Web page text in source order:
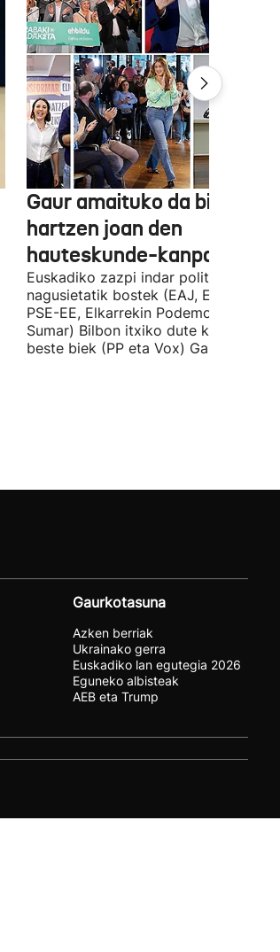
Gaur amaituko da
hartzen joan den
hauteskunde-kanpaina
Euskadiko zazpi indar politiko
nagusietatik bostek (EAJ, EH Bildu,
PSE-EE, Elkarrekin Podemos eta
Sumar) Bilbon itxiko dute kanpaina,
beste biek (PP eta Vox) Gasteizen.
Gaurkotasuna
Azken berriak
Ukrainako gerra
Euskadiko lan egutegia 2026
Eguneko albisteak
AEB eta Trump